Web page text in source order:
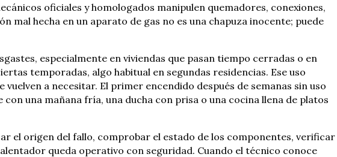
oficiales y homologados manipulen quemadores, conexiones,
mal hecha en un aparato de gas no es una chapuza inocente; puede
especialmente en viviendas que pasan tiempo cerradas o en
temporadas, algo habitual en segundas residencias. Ese uso
a necesitar. El primer encendido después de semanas sin uso
una mañana fría, una ducha con prisa o una cocina llena de platos
el origen del fallo, comprobar el estado de los componentes, verificar
queda operativo con seguridad. Cuando el técnico conoce